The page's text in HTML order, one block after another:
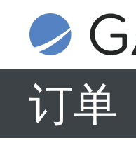
订单